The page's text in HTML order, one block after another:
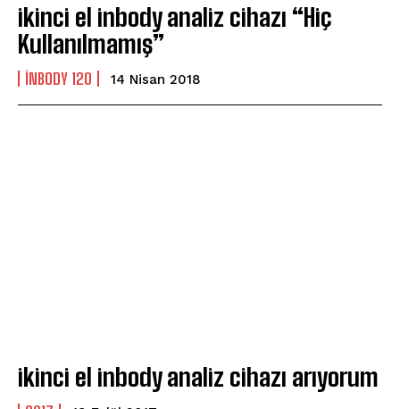
ikinci el inbody analiz cihazı “Hiç
Kullanılmamış”
INBODY 120 14 Nisan 2018
ikinci el inbody analiz cihazı arıyorum